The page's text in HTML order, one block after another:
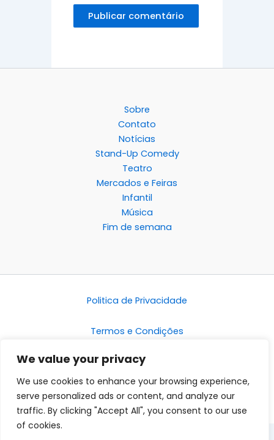
We value your privacy
We use cookies to enhance your browsing experience,
serve personalized ads or content, and analyze our
traffic. By clicking "Accept All", you consent to our use
of cookies.
Sobre
Contato
Notícias
Stand-Up Comedy
Teatro
Mercados e Feiras
Infantil
Música
Fim de semana
Politica de Privacidade
Termos e Condições
Disclaimer